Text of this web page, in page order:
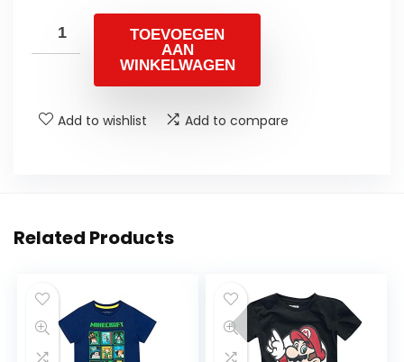
TOEVOEGEN
AAN
WINKELWAGEN
Add to wishlist Add to compare
Related Products